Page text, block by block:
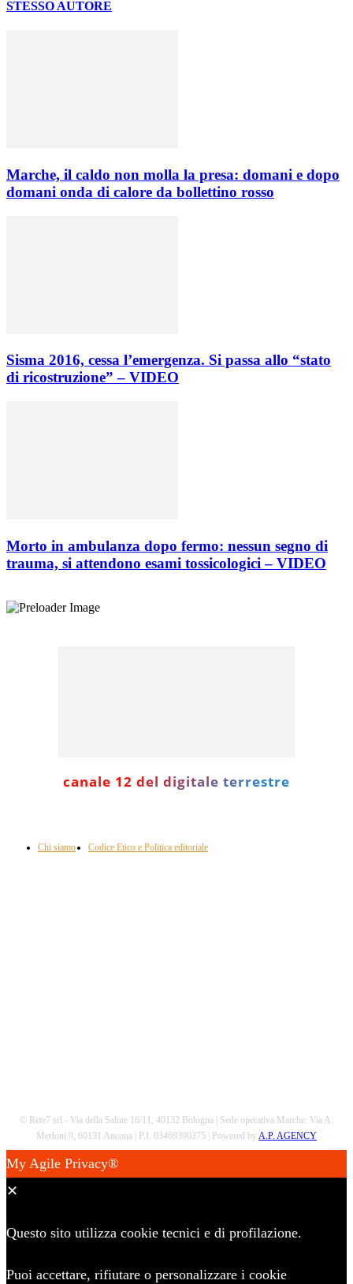
STESSO AUTORE
Marche, il caldo non molla la presa: domani e dopo
domani onda di calore da bollettino rosso
Sisma 2016, cessa l’emergenza. Si passa allo “stato
di ricostruzione” – VIDEO
Morto in ambulanza dopo fermo: nessun segno di
trauma, si attendono esami tossicologici – VIDEO
canale 12 del digitale terrestre
Chi siamo Codice Etico e Politica editoriale
© Rete7 srl - Via della Salute 16/11, 40132 Bologna | Sede operativa Marche: Via A.
Merloni 9, 60131 Ancona | P.I. 03469390375 | Powered byA.P. AGENCY
My Agile Privacy®
✕
Questo sito utilizza cookie tecnici e di profilazione.
Puoi accettare, rifiutare o personalizzare i cookie